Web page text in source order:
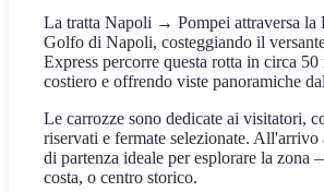
La tratta Napoli → Pompei attraversa la
Golfo di Napoli, costeggiando il
Express percorre questa rotta in circa
costiero e offrendo viste panoramiche
Le carrozze sono dedicate ai visitatori,
riservati e fermate selezionate.
di partenza ideale per esplorare la
costa, o centro storico.